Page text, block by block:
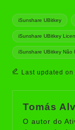
Tags:
iSunshare UBitkey
iSunshare UBitkey
iSunshare UBitkey Não
Last updated
Tomás
O autor do